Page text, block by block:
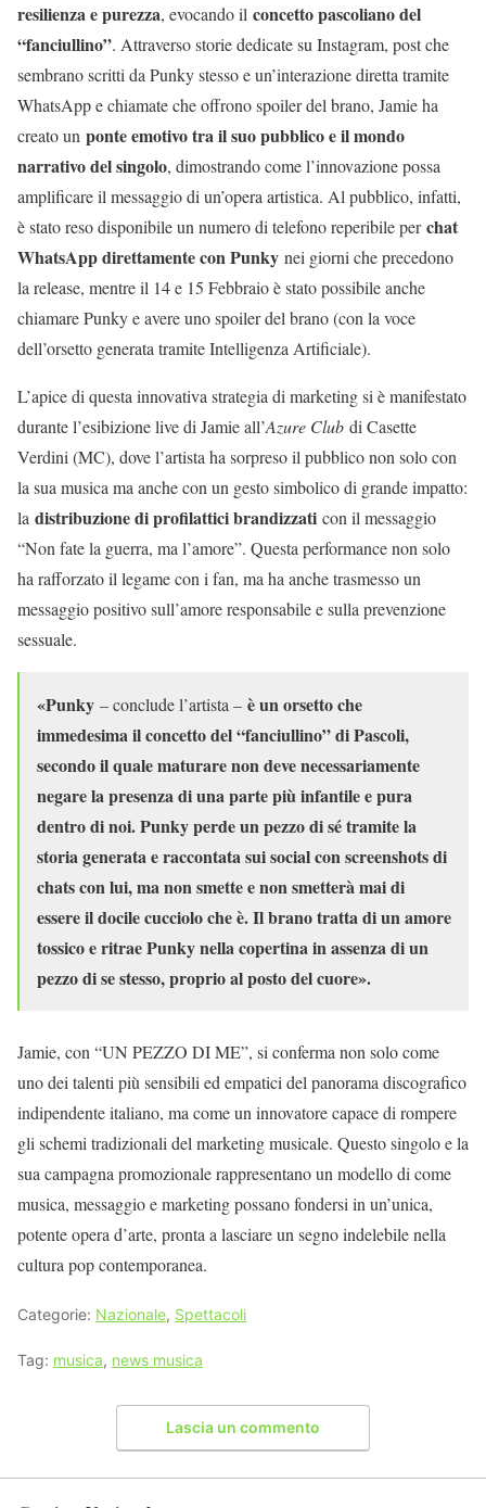
resilienza e purezza, evocando il concetto pascoliano del
“fanciullino”. Attraverso storie dedicate su Instagram, post che
sembrano scritti da Punky stesso e un’interazione diretta tramite
WhatsApp e chiamate che offrono spoiler del brano, Jamie ha
creato un ponte emotivo tra il suo pubblico e il mondo
narrativo del singolo, dimostrando come l’innovazione possa
amplificare il messaggio di un’opera artistica. Al pubblico, infatti,
è stato reso disponibile un numero di telefono reperibile perchat
WhatsApp direttamente con Punky nei giorni che precedono
la release, mentre il 14 e 15 Febbraio è stato possibile anche
chiamare Punky e avere uno spoiler del brano (con la voce
dell’orsetto generata tramite Intelligenza Artificiale).
L’apice di questa innovativa strategia di marketing si è manifestato
durante l’esibizione live di Jamie all’Azure Club di Casette
Verdini (MC), dove l’artista ha sorpreso il pubblico non solo con
la sua musica ma anche con un gesto simbolico di grande impatto:
la distribuzione di profilattici brandizzati con il messaggio
“Non fate la guerra, ma l’amore”. Questa performance non solo
ha rafforzato il legame con i fan, ma ha anche trasmesso un
messaggio positivo sull’amore responsabile e sulla prevenzione
sessuale.
«Punky – conclude l’artista – è un orsetto che
immedesima il concetto del “fanciullino” di Pascoli,
secondo il quale maturare non deve necessariamente
negare la presenza di una parte più infantile e pura
dentro di noi. Punky perde un pezzo di sé tramite la
storia generata e raccontata sui social con screenshots di
chats con lui, ma non smette e non smetterà mai di
essere il docile cucciolo che è. Il brano tratta di un amore
tossico e ritrae Punky nella copertina in assenza di un
pezzo di se stesso, proprio al posto del cuore».
Jamie, con “UN PEZZO DI ME”, si conferma non solo come
uno dei talenti più sensibili ed empatici del panorama discografico
indipendente italiano, ma come un innovatore capace di rompere
gli schemi tradizionali del marketing musicale. Questo singolo e la
sua campagna promozionale rappresentano un modello di come
musica, messaggio e marketing possano fondersi in un’unica,
potente opera d’arte, pronta a lasciare un segno indelebile nella
cultura pop contemporanea.
Categorie: Nazionale, Spettacoli
Tag: musica, news musica
Lascia un commento